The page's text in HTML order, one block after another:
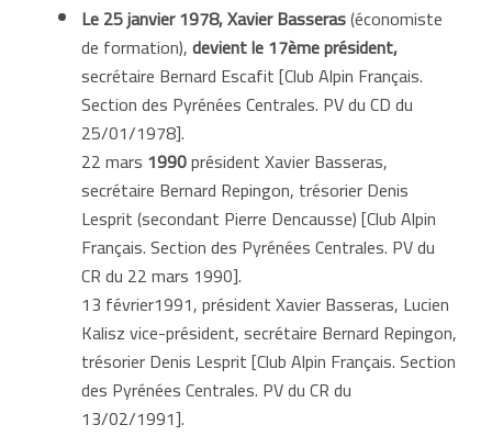
Le 25 janvier 1978, Xavier Basseras(économiste
de formation),devient le 17ème président,
secrétaire Bernard Escafit [Club Alpin Français.
Section des Pyrénées Centrales. PV du CD du
25/01/1978].
22 mars 1990président Xavier Basseras,
secrétaire Bernard Repingon, trésorier Denis
Lesprit (secondant Pierre Dencausse) [Club Alpin
Français. Section des Pyrénées Centrales. PV du
CR du 22 mars 1990].
13 février1991, président Xavier Basseras, Lucien
Kalisz vice-président, secrétaire Bernard Repingon,
trésorier Denis Lesprit [Club Alpin Français. Section
des Pyrénées Centrales. PV du CR du
13/02/1991].